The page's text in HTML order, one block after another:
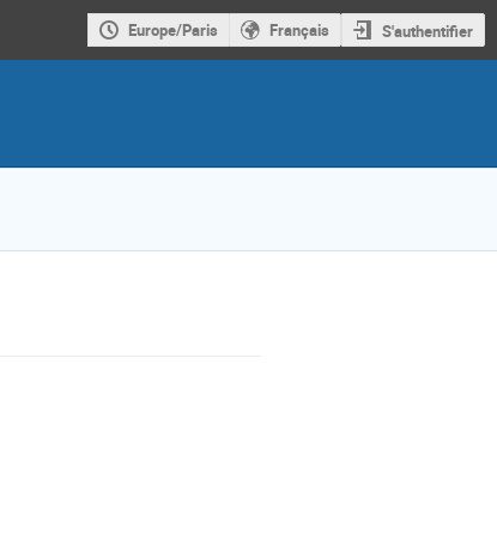
Europe/Paris Français S'authentifier